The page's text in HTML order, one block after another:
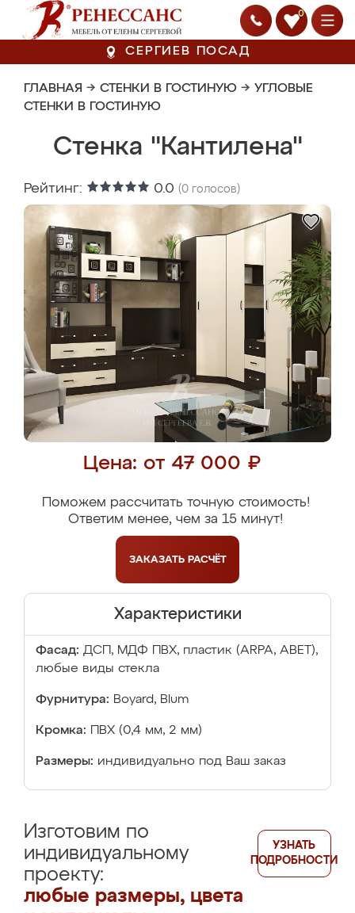
0
СЕРГИЕВ ПОСАД
ГЛАВНАЯ → СТЕНКИ В ГОСТИНУЮ → УГЛОВЫЕ
СТЕНКИ В ГОСТИНУЮ
Стенка "Кантилена"
Рейтинг: 0.0 (0 голосов)
Цена: от 47 000 ₽
Поможем рассчитать точную стоимость!
Ответим менее, чем за 15 минут!
ЗАКАЗАТЬ РАСЧЁТ
Характеристики
Фасад: ДСП, МДФ ПВХ, пластик (ARPA, ABET),
любые виды стекла
Фурнитура: Boyard, Blum
Кромка: ПВХ (0,4 мм, 2 мм)
Размеры: индивидуально под Ваш заказ
Изготовим по
индивидуальному
проекту:
любые размеры, цвета
УЗНАТЬ
ПОДРОБНОСТИ